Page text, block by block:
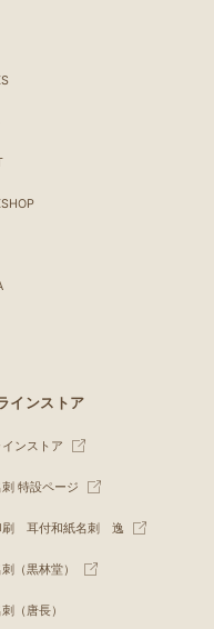
インストア
ンストア
特設ページ
刷 耳付和紙名刺 逸
（黒林堂）
（唐長）